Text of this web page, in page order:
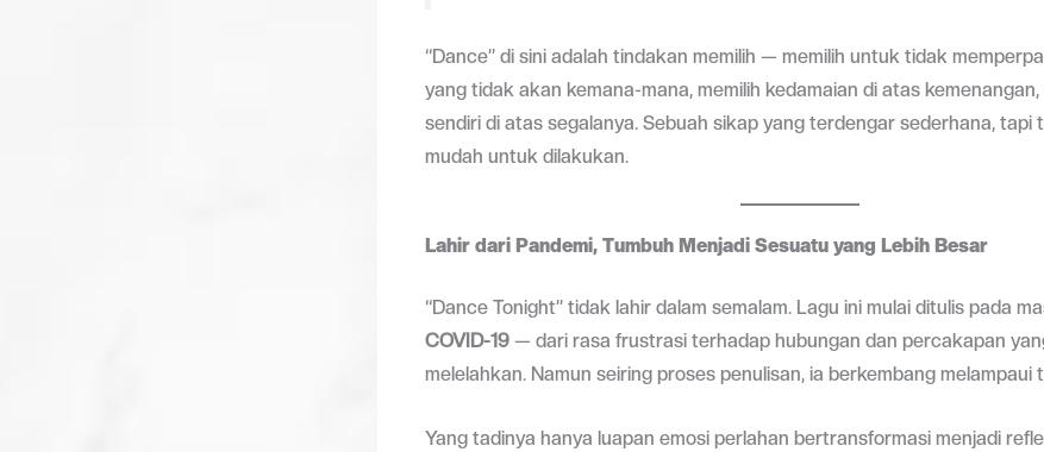
“Dance” di sini adalah tindakan memilih — memilih untuk tidak
yang tidak akan kemana-mana, memilih kedamaian di atas kemenangan,
sendiri di atas segalanya. Sebuah sikap yang terdengar sederhana, tapi
mudah untuk dilakukan.
Lahir dari Pandemi, Tumbuh Menjadi Sesuatu yang Lebih Besar
“Dance Tonight” tidak lahir dalam semalam. Lagu ini mulai ditulis pada
COVID-19 — dari rasa frustrasi terhadap hubungan dan percakapan
melelahkan. Namun seiring proses penulisan, ia berkembang melampaui
Yang tadinya hanya luapan emosi perlahan bertransformasi menjadi